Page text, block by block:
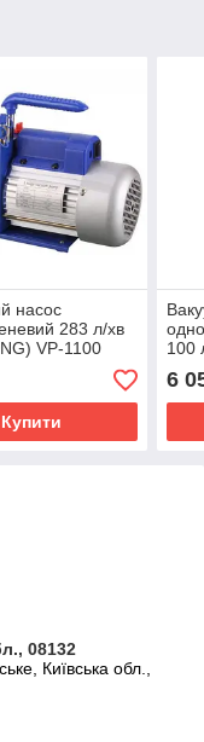
насос
283 л/хв
VP-1100
Купити
100
6
08132
Київська обл.,